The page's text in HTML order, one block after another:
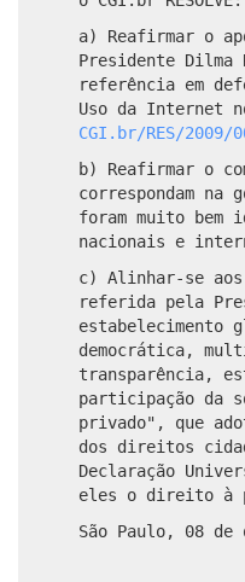
a) Reafirmar o
Presidente
referência em
Uso da Internet
CGI.br/RES/2009/
b) Reafirmar o
correspondam
foram muito bem
nacionais e
c) Alinhar-se
referida pela
estabelecimento
democrática,
transparência,
participação da
privado", que
dos direitos
Declaração
eles o direito à
São Paulo, 08 de